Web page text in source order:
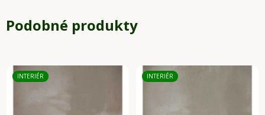
Podobné produkty
INTERIÉR INTERIÉR